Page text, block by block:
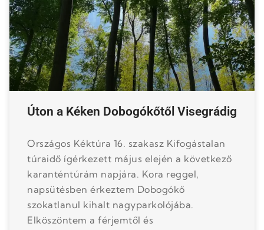
Úton a Kéken Dobogókőtől Visegrádig
Országos Kéktúra 16. szakasz Kifogástalan
túraidő ígérkezett május elején a következő
karanténtúrám napjára. Kora reggel,
napsütésben érkeztem Dobogókő
szokatlanul kihalt nagyparkolójába.
Elköszöntem a férjemtől és